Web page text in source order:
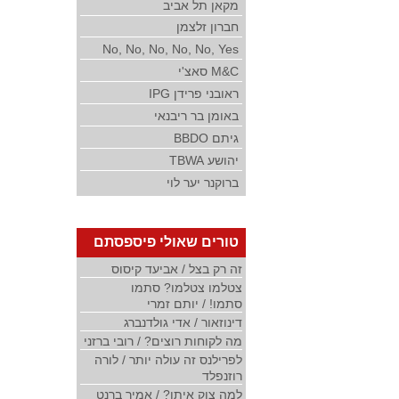
מקאן תל אביב
חברון זלצמן
No, No, No, No, No, Yes
M&C סאצ'י
ראובני פרידן IPG
באומן בר ריבנאי
גיתם BBDO
יהושע TBWA
ברוקנר יער לוי
טורים שאולי פיספסתם
זה רק בצל / אביעד קיסוס
צטלמו צטלמו? סתמו
סתמו! / יותם זמרי
דינוזאור / אדי גולדנברג
מה לקוחות רוצים? / רובי ברזני
לפרילנס זה עולה יותר / לורה
רוזנפלד
למה צוק איתן? / אמיר ברנט